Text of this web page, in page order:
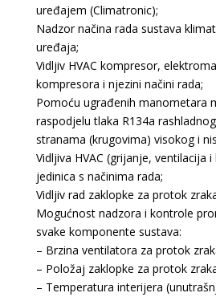
uređajem (Climatronic);
Nadzor načina rada sustava
uređaja;
Vidljiv HVAC kompresor,
kompresora i njezini načini rada;
Pomoću ugrađenih manometara
raspodjelu tlaka R134a
stranama (krugovima) visokog i
Vidljiva HVAC (grijanje, ventilacija
jedinica s načinima rada;
Vidljiv rad zaklopke za protok
Mogućnost nadzora i kontrole
svake komponente sustava:
– Brzina ventilatora za protok
– Položaj zaklopke za protok
– Temperatura interijera